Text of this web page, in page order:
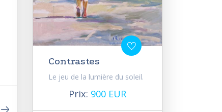
Contrastes
Le jeu de la lumière du soleil.
Prix: 900 EUR